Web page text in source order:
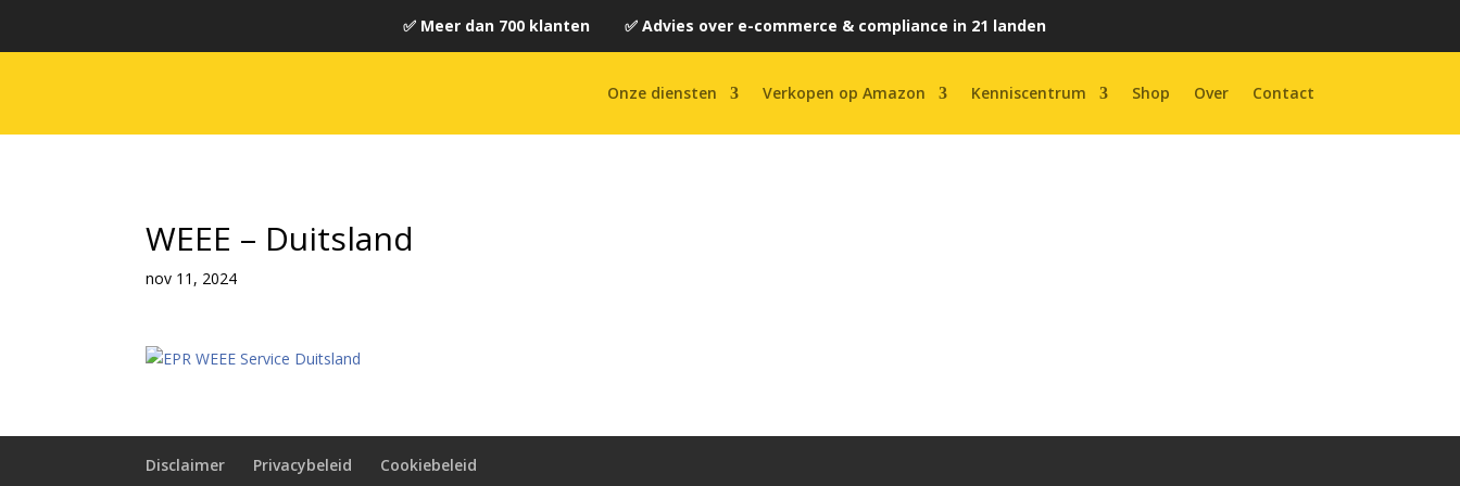
✅ Meer dan 700 klanten ✅ Advies over e-commerce & compliance in 21 landen
Onze diensten Verkopen op Amazon Kenniscentrum Shop Over Contact
WEEE – Duitsland
nov 11, 2024
Disclaimer Privacybeleid Cookiebeleid